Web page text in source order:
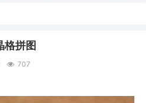
格拼图
707